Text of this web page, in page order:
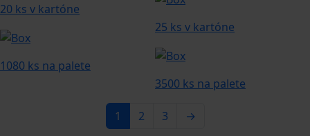
20 ks v kartóne
1080 ks na palete
25 ks v kartóne
3500 ks na palete
1 2 3 →